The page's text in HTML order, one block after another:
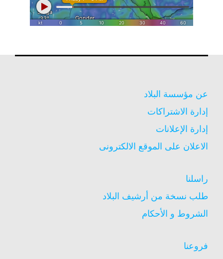
عن مؤسسة البلاد
إدارة الاشتراكات
إدارة الإعلانات
الاعلان على الموقع الالكترونى
راسلنا
طلب نسخة من أرشيف البلاد
الشروط و الأحكام
فروعنا